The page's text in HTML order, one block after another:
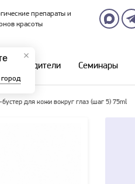
препараты и
красоты
город
Производители Семинары
для кожи вокруг глаз (шаг 5) 75ml